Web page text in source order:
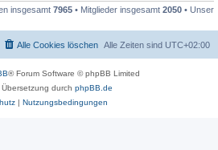
insgesamt 7965 • Mitglieder insgesamt 2050 • Unser
Alle Zeiten sind UTC+02:00
Alle Cookies löschen
® Forum Software © phpBB Limited
durch phpBB.de
| Nutzungsbedingungen